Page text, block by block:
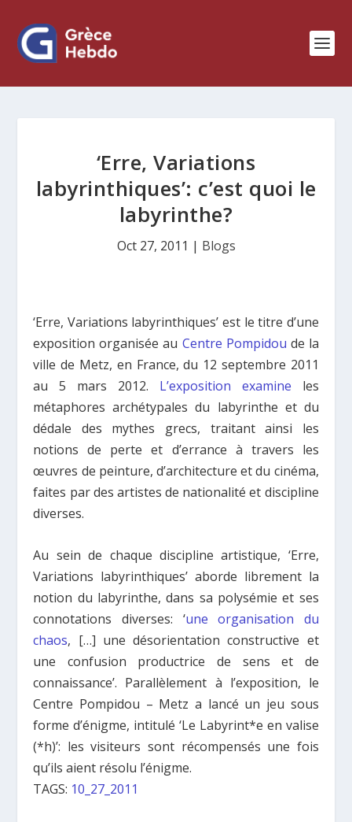
‘Erre, Variations
labyrinthiques’: c’est quoi le
labyrinthe?
Oct 27, 2011 | Blogs
‘Erre, Variations labyrinthiques’ est le titre d’une
exposition organisée au Centre Pompidou de la
ville de Metz, en France, du 12 septembre 2011
au 5 mars 2012. L’exposition examine les
métaphores archétypales du labyrinthe et du
dédale des mythes grecs, traitant ainsi les
notions de perte et d’errance à travers les
œuvres de peinture, d’architecture et du cinéma,
faites par des artistes de nationalité et discipline
diverses.
Au sein de chaque discipline artistique, ‘Erre,
Variations labyrinthiques’ aborde librement la
notion du labyrinthe, dans sa polysémie et ses
connotations diverses: ‘une organisation du
chaos, […] une désorientation constructive et
une confusion productrice de sens et de
connaissance’. Parallèlement à l’exposition, le
Centre Pompidou – Metz a lancé un jeu sous
forme d’énigme, intitulé ‘Le Labyrint*e en valise
(*h)’: les visiteurs sont récompensés une fois
qu’ils aient résolu l’énigme.
TAGS: 10_27_2011